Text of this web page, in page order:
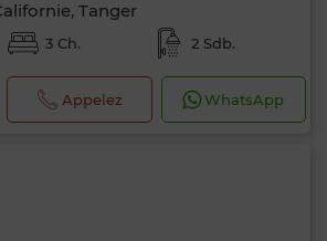
Tanger
3 Ch. 2 Sdb.
Appelez WhatsApp